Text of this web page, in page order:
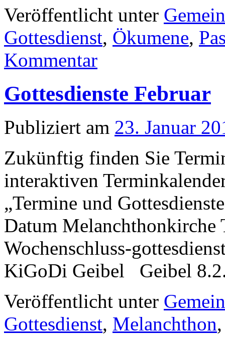
Veröffentlicht unter
Gottesdienst, Ökumene,
Kommentar
Gottesdienste Februar
Publiziert am 23. Januar
Zukünftig finden Sie
interaktiven
„Termine und
Datum
Wochenschluss-
KiGoDi Geibel Geibel
Veröffentlicht unter
Gottesdienst, Melanchthon